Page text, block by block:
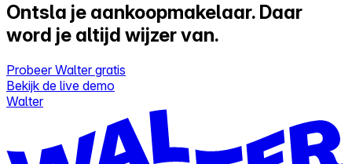
Ontsla je aankoopmakelaar. Daar
word je altijd wijzer van.
Probeer Walter gratis
Bekijk de live demo
Walter